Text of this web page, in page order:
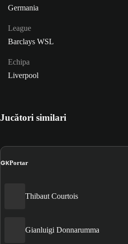
Germania
League
Barclays WSL
Echipa
Liverpool
Jucători similari
GKPortar
Thibaut Courtois
Gianluigi Donnarumma